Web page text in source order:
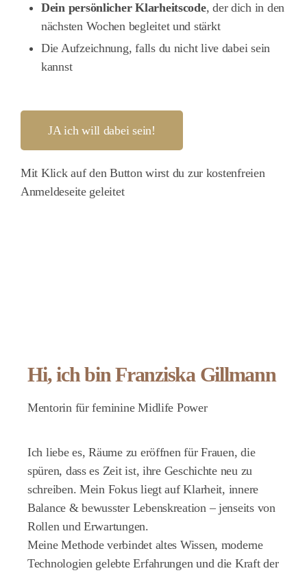
Dein persönlicher Klarheitscode, der dich in den
nächsten Wochen begleitet und stärkt
Die Aufzeichnung, falls du nicht live dabei sein
kannst
JA ich will dabei sein!
Mit Klick auf den Button wirst du zur kostenfreien
Anmeldeseite geleitet
Hi, ich bin Franziska Gillmann
Mentorin für feminine Midlife Power
Ich liebe es, Räume zu eröffnen für Frauen, die
spüren, dass es Zeit ist, ihre Geschichte neu zu
schreiben. Mein Fokus liegt auf Klarheit, innere
Balance & bewusster Lebenskreation – jenseits von
Rollen und Erwartungen.
Meine Methode verbindet altes Wissen, moderne
Technologien gelebte Erfahrungen und die Kraft der